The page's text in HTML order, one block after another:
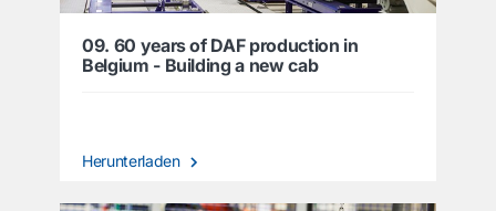
09. 60 years of DAF production in
Belgium - Building a new cab
Herunterladen